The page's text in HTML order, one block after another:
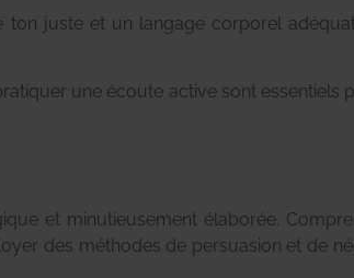
juste et un langage corporel
une écoute active sont essentiels
et minutieusement élaborée.
des méthodes de persuasion et de